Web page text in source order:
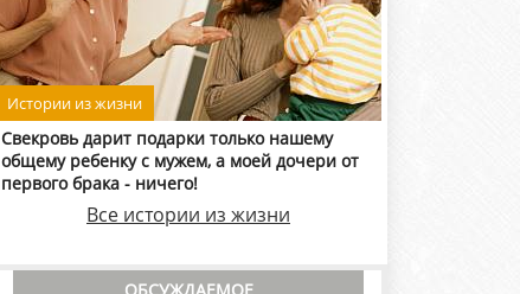
Истории из жизни
Свекровь дарит подарки только нашему
общему ребенку с мужем, а моей дочери от
первого брака - ничего!
Все истории из жизни